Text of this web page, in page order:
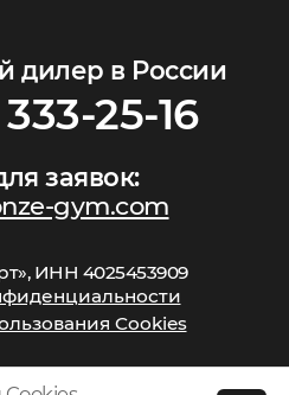
ИНН 4025453909
Cookies
дилер в России
25-16
заявок:
gym.com